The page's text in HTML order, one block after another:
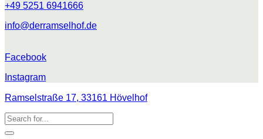
+49 5251 6941666
info@derramselhof.de
Facebook
Instagram
Ramselstraße 17, 33161 Hövelhof